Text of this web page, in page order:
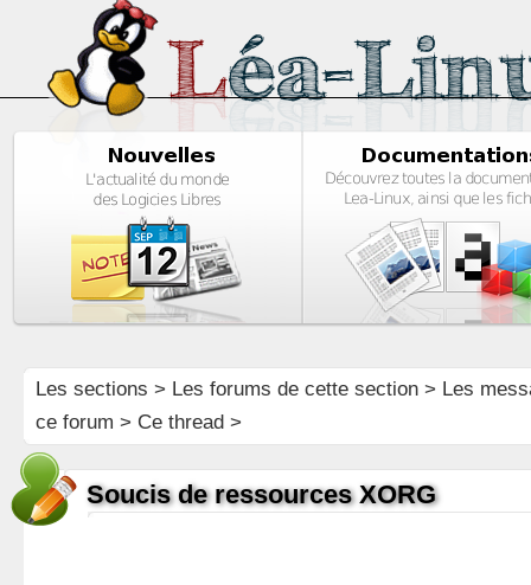
Les sections > Les forums de cette section> Les
ce forum > Ce thread >
Soucis de ressources XORG